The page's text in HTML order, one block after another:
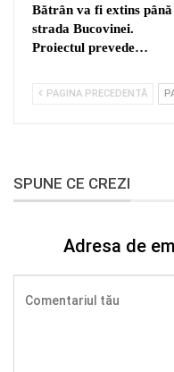
Bătrân va fi extins până
strada Bucovinei.
Proiectul prevede…
PAGINA PRECEDENTĂ
SPUNE CE CREZI
Adresa de